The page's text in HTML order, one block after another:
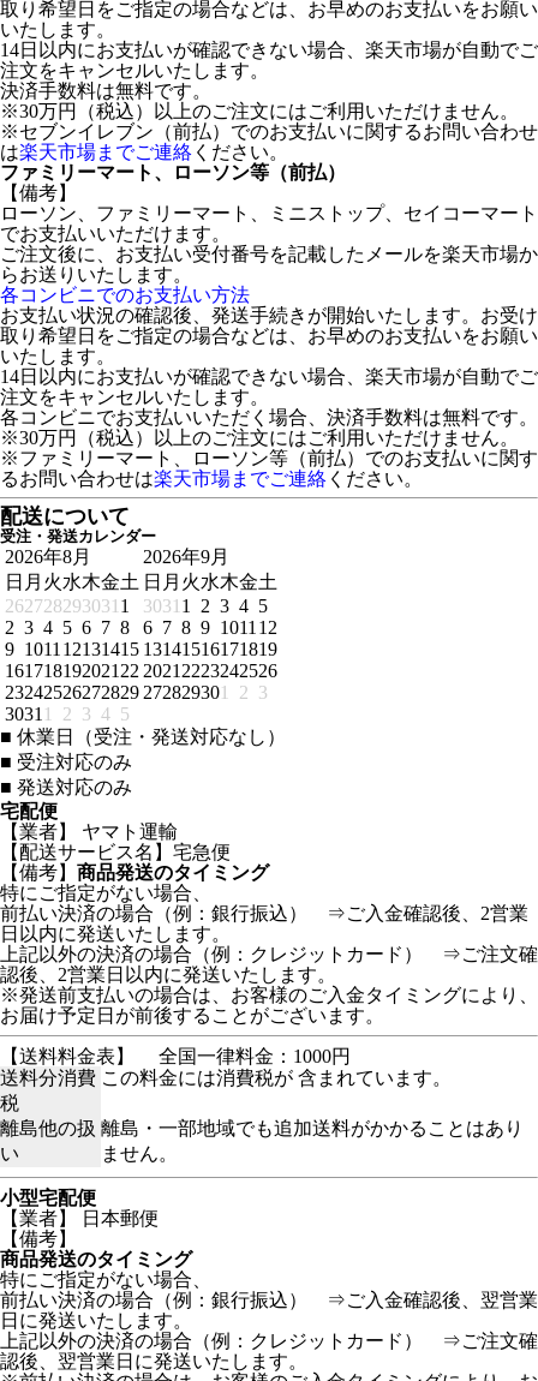
取り希望日をご指定の場合などは、お早めのお支払いをお願い
いたします。
14日以内にお支払いが確認できない場合、楽天市場が自動でご
注文をキャンセルいたします。
決済手数料は無料です。
※30万円（税込）以上のご注文にはご利用いただけません。
※セブンイレブン（前払）でのお支払いに関するお問い合わせ
は楽天市場までご連絡 ください。
ファミリーマート、ローソン等（前払）
【備考】
ローソン、ファミリーマート、ミニストップ、セイコーマート
でお支払いいただけます。
ご注文後に、お支払い受付番号を記載したメールを楽天市場か
らお送りいたします。
各コンビニでのお支払い方法
お支払い状況の確認後、発送手続きが開始いたします。お受け
取り希望日をご指定の場合などは、お早めのお支払いをお願い
いたします。
14日以内にお支払いが確認できない場合、楽天市場が自動でご
注文をキャンセルいたします。
各コンビニでお支払いいただく場合、決済手数料は無料です。
※30万円（税込）以上のご注文にはご利用いただけません。
※ファミリーマート、ローソン等（前払）でのお支払いに関す
るお問い合わせは楽天市場までご連絡 ください。
配送について
受注・発送カレンダー
2026年8月
日 月 火水木金土
262728293031 1
2 3 4 5 6 7 8
9 1011 12131415
161718192021 22
23242526272829
3031 1 2 3 4 5
2026年9月
日 月 火水木金土
3031 1 2 3 4 5
6 7 8 9 1011 12
13141516171819
2021 2223242526
272829301 2 3
■ 休業日（受注・発送対応なし）
■ 受注対応のみ
■ 発送対応のみ
宅配便
【業者】 ヤマト運輸
【配送サービス名】宅急便
【備考】 商品発送のタイミング
特にご指定がない場合、
前払い決済の場合（例：銀行振込） ⇒ご入金確認後、2営業
日以内に発送いたします。
上記以外の決済の場合（例：クレジットカード） ⇒ご注文確
認後、2営業日以内に発送いたします。
※発送前支払いの場合は、お客様のご入金タイミングにより、
お届け予定日が前後することがございます。
【送料料金表】
全国一律料金：1000円
送料分消費
税
この料金には消費税が 含まれています。
離島他の扱
い
離島・一部地域でも追加送料がかかることはあり
ません。
小型宅配便
【業者】 日本郵便
【備考】
商品発送のタイミング
特にご指定がない場合、
前払い決済の場合（例：銀行振込） ⇒ご入金確認後、翌営業
日に発送いたします。
上記以外の決済の場合（例：クレジットカード） ⇒ご注文確
認後、翌営業日に発送いたします。